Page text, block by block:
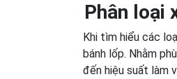
Phân loại
Khi tìm hiểu các
bánh lốp. Nhằm
đến hiệu suất làm